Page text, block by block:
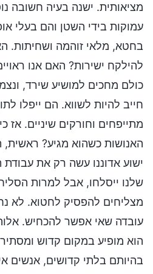
מציאותית. ישנה בעיה חשובה
עמוקות בידי השטן והם בעלי
בחטא, מלאי זוהמה ושחיתות.
להילקח ישירות? האם אנו
כולם מחכים למושיע שירד,
חייב להיות לשווא. הם ייפלו
מתייפחים וחורקים שיניים. אז
האנושות כשהוא מגיע? ראשית,
ישוע אדוננו עשה רק את
שלנו ייסלחו, אבל למרות
מצליחים להפסיק לחטוא. לא
עובדה שאי אפשר להכחיש.
הוא מופיע במקום קדוש
בהיותם בלתי קדושים, אנשים